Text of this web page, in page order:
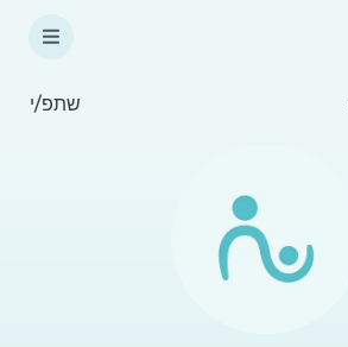
שתפ/י